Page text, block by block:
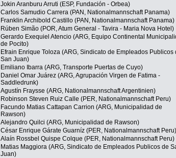
Jokin Aranburu Arruti (ESP, Fundación - Orbea)
Carlos Samudio Carrera (PAN, Nationalmannschaft Panama)
Franklin Archibold Castillo (PAN, Nationalmannschaft Panama)
Rúben Simão (POR, Atum General - Tavira - Maria Nova Hotel)
Gerardo Exequiel Atencio (ARG, Equipo Continental
de Pocito)
Efrain Enrique Toloza (ARG, Sindicato de Empleados Publicos
San Juan)
Emiliano Ibarra (ARG, Transporte Puertas de Cuyo)
Daniel Omar Juárez (ARG, Agrupación Virgen de Fatima -
Saddledrunk)
Agustín Fraysse (ARG, Nationalmannschaft Argentinien)
Robinson Steven Ruiz Calle (PER, Nationalmannschaft Peru)
Facundo Matias Cattapan Carrion (ARG, Municipalidad de
Rawson)
Alejandro Quilci (ARG, Municipalidad de Rawson)
César Enrique Gárate Guarníz (PER, Nationalmannschaft Peru)
Alaín Rossbel Quispe Colque (PER, Nationalmannschaft Peru)
Matias Maggiora (ARG, Sindicato de Empleados Publicos de
Juan)